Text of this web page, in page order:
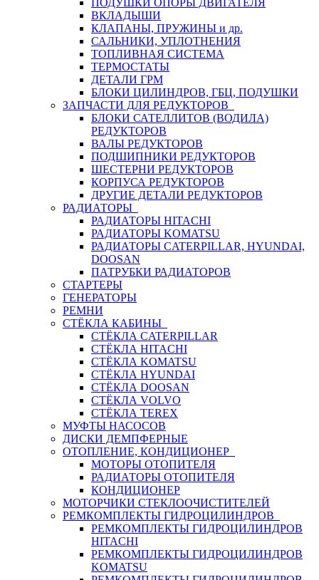
ПОДУШКИ ОПОРЫ ДВИГАТЕЛЯ
ВКЛАДЫШИ
КЛАПАНЫ, ПРУЖИНЫ и др.
САЛЬНИКИ, УПЛОТНЕНИЯ
ТОПЛИВНАЯ СИСТЕМА
ТЕРМОСТАТЫ
ДЕТАЛИ ГРМ
БЛОКИ ЦИЛИНДРОВ, ГБЦ, ПОДУШКИ
ЗАПЧАСТИ ДЛЯ РЕДУКТОРОВ
БЛОКИ САТЕЛЛИТОВ (ВОДИЛА)
РЕДУКТОРОВ
ВАЛЫ РЕДУКТОРОВ
ПОДШИПНИКИ РЕДУКТОРОВ
ШЕСТЕРНИ РЕДУКТОРОВ
КОРПУСА РЕДУКТОРОВ
ДРУГИЕ ДЕТАЛИ РЕДУКТОРОВ
РАДИАТОРЫ
РАДИАТОРЫ HITACHI
РАДИАТОРЫ KOMATSU
РАДИАТОРЫ CATERPILLAR, HYUNDAI,
DOOSAN
ПАТРУБКИ РАДИАТОРОВ
СТАРТЕРЫ
ГЕНЕРАТОРЫ
РЕМНИ
СТЁКЛА КАБИНЫ
СТЁКЛА CATERPILLAR
СТЁКЛА HITACHI
СТЁКЛА KOMATSU
СТЁКЛА HYUNDAI
СТЁКЛА DOOSAN
СТЁКЛА VOLVO
СТЁКЛА TEREX
МУФТЫ НАСОСОВ
ДИСКИ ДЕМПФЕРНЫЕ
ОТОПЛЕНИЕ, КОНДИЦИОНЕР
МОТОРЫ ОТОПИТЕЛЯ
РАДИАТОРЫ ОТОПИТЕЛЯ
КОНДИЦИОНЕР
МОТОРЧИКИ СТЕКЛООЧИСТИТЕЛЕЙ
РЕМКОМПЛЕКТЫ ГИДРОЦИЛИНДРОВ
РЕМКОМПЛЕКТЫ ГИДРОЦИЛИНДРОВ
HITACHI
РЕМКОМПЛЕКТЫ ГИДРОЦИЛИНДРОВ
KOMATSU